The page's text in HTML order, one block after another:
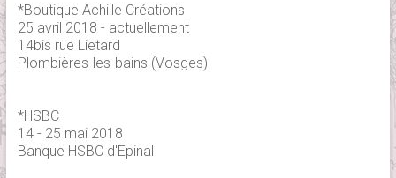
*Boutique Achille Créations
25 avril 2018 - actuellement
14bis rue Lietard
Plombières-les-bains (Vosges)
*HSBC
14 - 25 mai 2018
Banque HSBC d'Epinal